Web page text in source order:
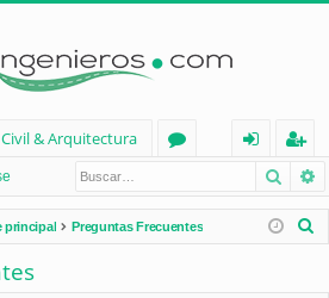
& Arquitectura
os
nt
ifi
eg
ist
ra
principal Preguntas Frecuentes